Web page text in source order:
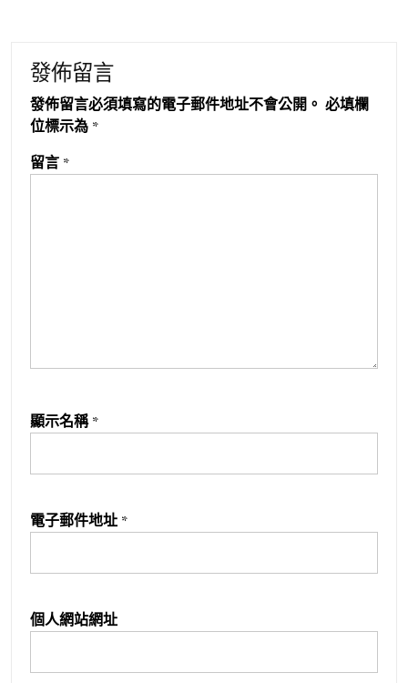
發佈留言
發佈留言必須填寫的電子郵件地址不會公開。 必填欄
位標示為 *
留言 *
顯示名稱 *
電子郵件地址 *
個人網站網址